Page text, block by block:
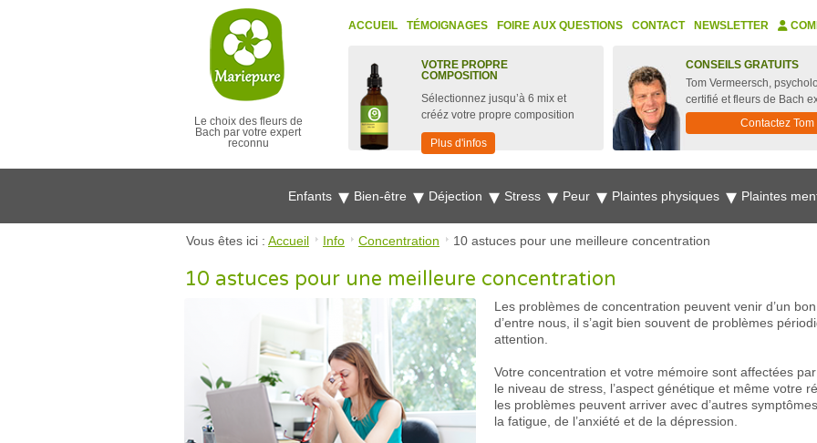
Le choix des fleurs de
Bach par votre expert
reconnu
ACCUEIL TÉMOIGNAGES FOIRE AUX QUESTIONS CONTACT NEWSLETTER
VOTRE PROPRE
COMPOSITION
Sélectionnez jusqu’à 6 mix et
crééz votre propre composition
Plus d'infos
CONSEILS GRATUITS
Tom Vermeersch,
certifié et fleurs de Bach
Contactez Tom
Enfants Bien-être Déjection Stress Peur Plaintes physiques Plaintes
Vous êtes ici : Accueil Info Concentration 10 astuces pour une meilleure concentration
10 astuces pour une meilleure concentration
Les problèmes de concentration peuvent venir d’un
d’entre nous, il s’agit bien souvent de problèmes
attention.
Votre concentration et votre mémoire sont affectées
le niveau de stress, l’aspect génétique et même votre
les problèmes peuvent arriver avec d’autres
la fatigue, de l’anxiété et de la dépression.